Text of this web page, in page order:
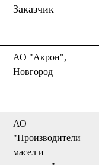
Заказчик
АО "Акрон",
Новгород
АО
"Производители
масел и